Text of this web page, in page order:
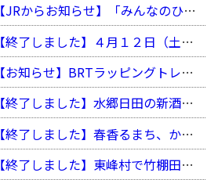
【JRからお知らせ】「みんなのひこぼしライン」プロジェクトを実施します！
【終了しました】４月１２日（土）「春の中谷ウォーキング」開催！！
【お知らせ】BRTラッピングトレイン運行中です！
【終了しました】水郷日田の新酒「蔵出し祭り」と豆田町「天領日田おひなまつり」を巡るフリーウォーク（3月23日開催）
【終了しました】春香るまち、かわら。桜＆菜の花ウォーキング
【終了しました】東峰村で竹棚田の写真を展示します！